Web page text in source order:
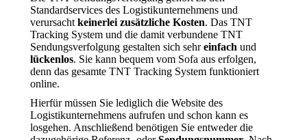
Standardservices des Logistikunternehmens und
verursacht keinerlei zusätzliche Kosten. Das TNT
Tracking System und die damit verbundene TNT
Sendungsverfolgung gestalten sich sehreinfach und
lückenlos. Sie kann bequem vom Sofa aus erfolgen,
denn das gesamte TNT Tracking System funktioniert
online.
Hierfür müssen Sie lediglich die Website des
Logistikunternehmens aufrufen und schon kann es
losgehen. Anschließend benötigen Sie entweder die